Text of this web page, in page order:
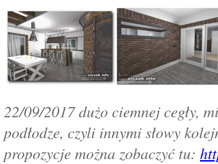
22/09/2017 dużo ciemnej cegły,
podłodze, czyli innymi słowy
propozycje można zobaczyć tu: